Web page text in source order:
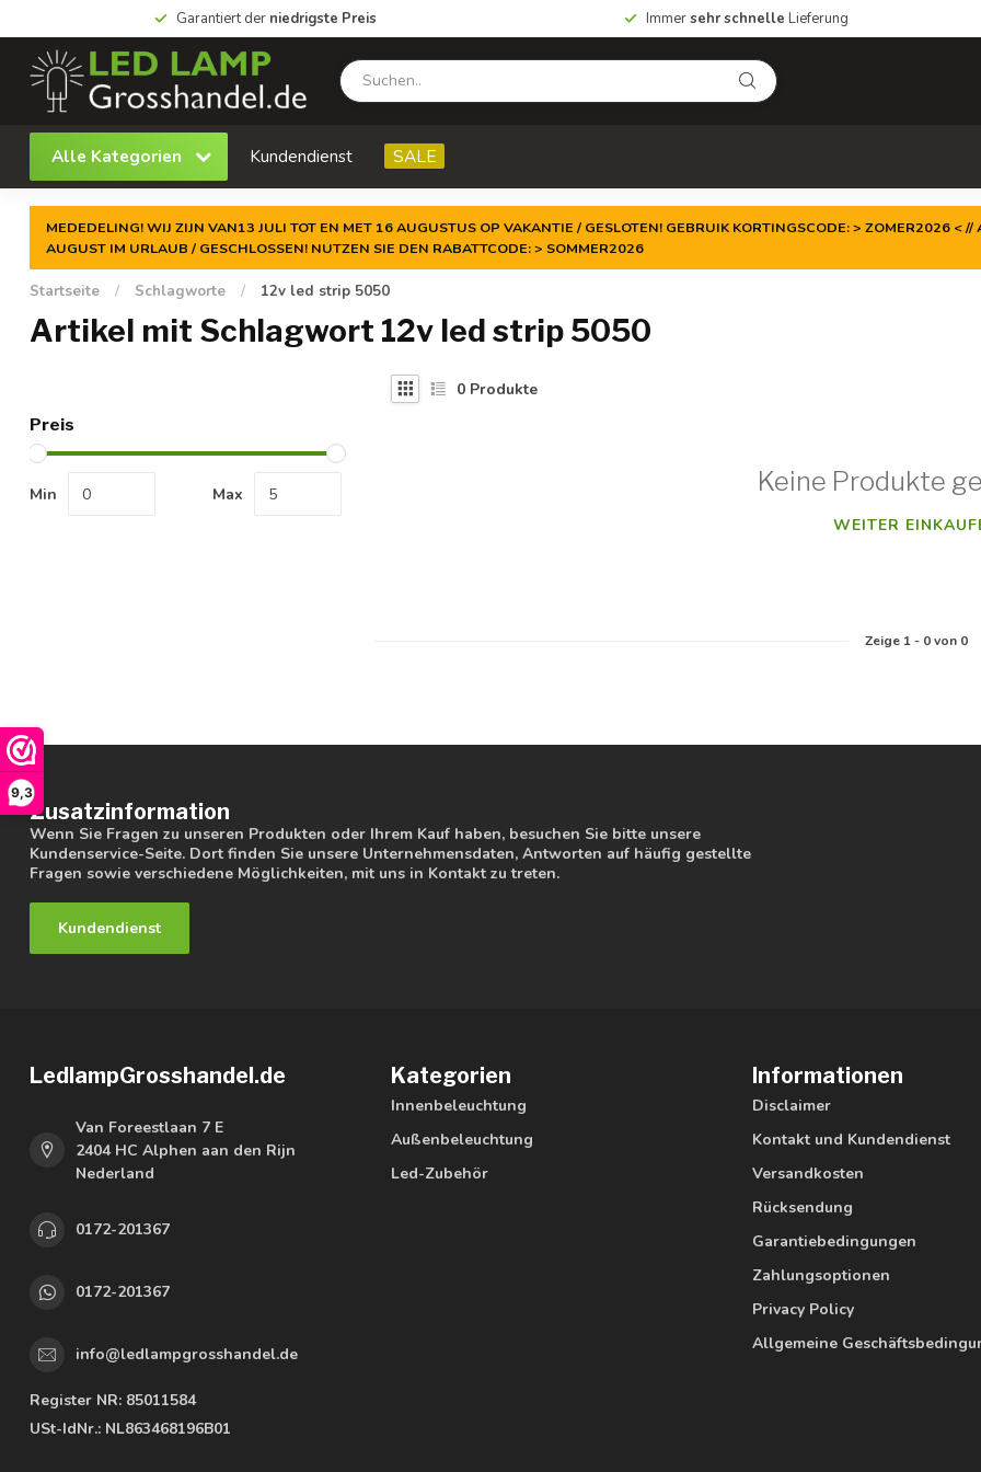
9,3
Garantiert der niedrigste Preis Immersehr schnelle Lieferung
Alle Kategorien Kundendienst SALE
MEDEDELING! WIJ ZIJN VAN13 JULI TOT EN MET 16 AUGUSTUS OP VAKANTIE / GESLOTEN! GEBRUIK KORTINGSCODE: > ZOMER2026 <
AUGUST IM URLAUB / GESCHLOSSEN! NUTZEN SIE DEN RABATTCODE: > SOMMER2026
Startseite / Schlagworte / 12v led strip 5050
Artikel mit Schlagwort 12v led strip 5050
Preis
Min Max
0 Produkte
Keine Produkte
WEITER
Zeige 1- 0von 0
Zusatzinformation
Wenn Sie Fragen zu unseren Produkten oder Ihrem Kauf haben, besuchen Sie bitte unsere
Kundenservice-Seite. Dort finden Sie unsere Unternehmensdaten, Antworten auf häufig gestellte
Fragen sowie verschiedene Möglichkeiten, mit uns in Kontakt zu treten.
Kundendienst
LedlampGrosshandel.de
Van Foreestlaan 7 E
2404 HC Alphen aan den Rijn
Nederland
0172-201367
0172-201367
info@ledlampgrosshandel.de
Register NR: 85011584
USt-IdNr.: NL863468196B01
Kategorien
Innenbeleuchtung
Außenbeleuchtung
Led-Zubehör
Informationen
Disclaimer
Kontakt und Kundendienst
Versandkosten
Rücksendung
Garantiebedingungen
Zahlungsoptionen
Privacy Policy
Allgemeine